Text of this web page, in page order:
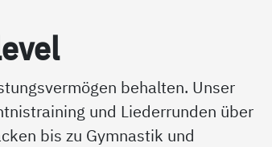
behalten. Unser
und Liederrunden über
bis zu Gymnastik und